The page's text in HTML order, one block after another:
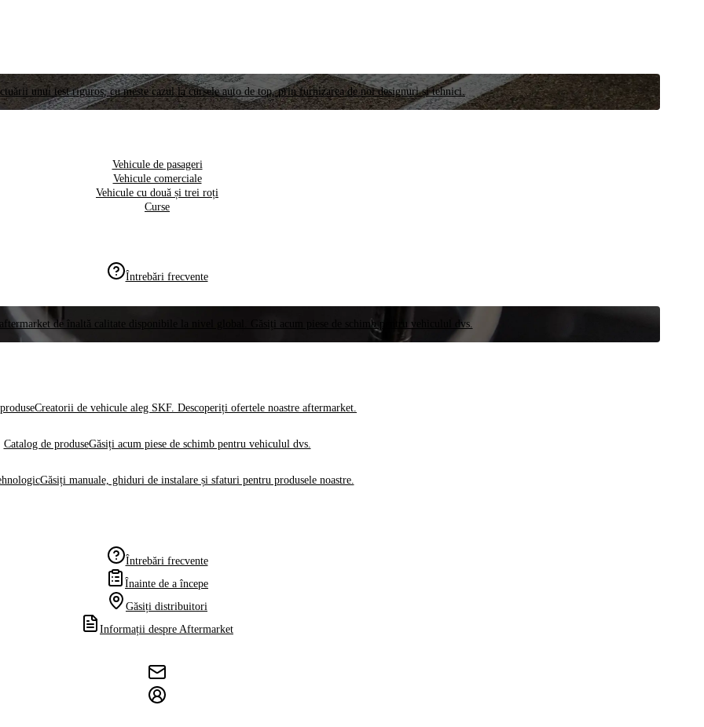
unui test riguros, cu meste cazul la cursele auto de top, prin furnizarea de noi designuri și tehnici.
Vehicule de pasageri
Vehicule comerciale
Vehicule cu două și trei roți
Curse
Întrebări frecvente
de înaltă calitate disponibile la nivel global. Găsiți acum piese de schimb pentru vehiculul dvs.
Creatorii de vehicule aleg SKF. Descoperiți ofertele noastre aftermarket.
Catalog de produseGăsiți acum piese de schimb pentru vehiculul dvs.
Găsiți manuale, ghiduri de instalare și sfaturi pentru produsele noastre.
Întrebări frecvente
Înainte de a începe
Găsiți distribuitori
Informații despre Aftermarket